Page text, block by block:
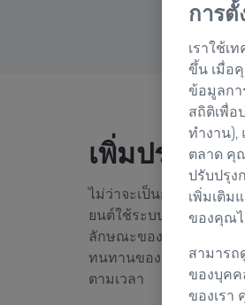
เพิ่มประสิท
ไม่ว่าจะเป็นการขับเคลื่
ยนต์ใช้ระบบการวัดแบบ
ลักษณะของวัสดุและพฤติ
ทนทานของส่วนประกอบ
ตามเวลา
การตั้
เราใช้เ
ขึ้น เมื่อ
ข้อมูลกา
สถิติเพื่อ
ทำงาน),
ตลาด คุ
ปรับปรุง
เพิ่มเติม
ของคุณ
สามารถ
ของบุค
ของเรา